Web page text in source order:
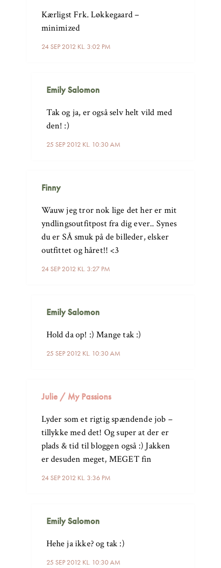
24 SEP 2012 KL. 3:02 PM
Kærligst Frk. Løkkegaard –
minimized
Emily Salomon
25 SEP 2012 KL. 10:30 AM
Tak og ja, er også selv helt vild med
den! :)
Finny
24 SEP 2012 KL. 3:27 PM
Wauw jeg tror nok lige det her er mit
yndlingsoutfitpost fra dig ever.. Synes
du er SÅ smuk på de billeder, elsker
outfittet og håret!! <3
Emily Salomon
25 SEP 2012 KL. 10:30 AM
Hold da op! :) Mange tak :)
Julie / My Passions
24 SEP 2012 KL. 3:36 PM
Lyder som et rigtig spændende job –
tillykke med det! Og super at der er
plads & tid til bloggen også :) Jakken
er desuden meget, MEGET fin
Emily Salomon
25 SEP 2012 KL. 10:30 AM
Hehe ja ikke? og tak :)